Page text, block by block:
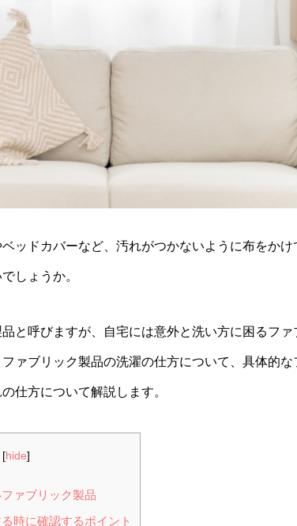
ッドカバーなど、汚れがつかないように布をかけ
しょうか。
と呼びますが、自宅には意外と洗い方に困るフ
ァブリック製品の洗濯の仕方について、具体的な
仕方について解説します。
[hide]
ァブリック製品
時に確認するポイント